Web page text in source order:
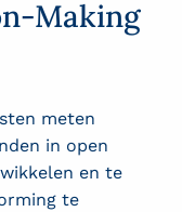
Making
meten
in open
en te
te